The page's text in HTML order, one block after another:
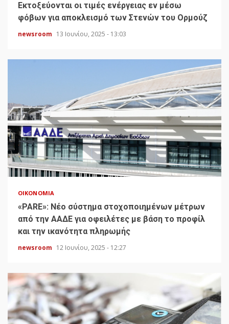
Εκτοξεύονται οι τιμές ενέργειας εν μέσω
φόβων για αποκλεισμό των Στενών του Ορμούζ
newsroom 13 Ιουνίου, 2025 - 13:03
ΟΙΚΟΝΟΜΊΑ
«PARE»: Νέο σύστημα στοχοποιημένων μέτρων
από την ΑΑΔΕ για οφειλέτες με βάση το προφίλ
και την ικανότητα πληρωμής
newsroom 12 Ιουνίου, 2025 - 12:27